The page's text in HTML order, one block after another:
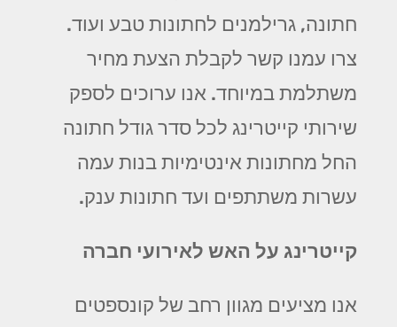
חתונה, גרילמנים לחתונות טבע ועוד.
צרו עמנו קשר לקבלת הצעת מחיר
משתלמת במיוחד. אנו ערוכים לספק
שירותי קייטרינג לכל סדר גודל חתונה
החל מחתונות אינטימיות בנות עמה
עשרות משתתפים ועד חתונות ענק.
קייטרינג על האש לאירועי חברה
אנו מציעים מגוון רחב של קונספטים